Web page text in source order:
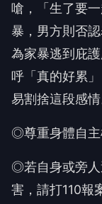
嗆，「生了要
暴，男方則否
為家暴逃到庇
呼「真的好累
易割捨這段感情
◎尊重身體自主
◎若自身或旁人
害，請打110報